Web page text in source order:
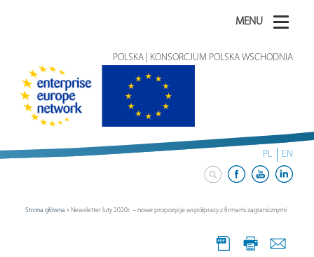
MENU
POLSKA | KONSORCJUM POLSKA WSCHODNIA
PL EN
Strona główna » Newsletter luty 2020r. – nowe propozycje współpracy z firmami zagranicznymi